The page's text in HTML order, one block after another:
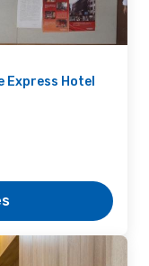
Express Hotel